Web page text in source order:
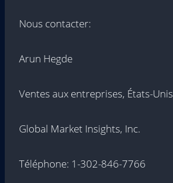
Nous contacter:
Arun Hegde
Ventes aux entreprises, États-Unis
Global Market Insights, Inc.
Téléphone: 1-302-846-7766